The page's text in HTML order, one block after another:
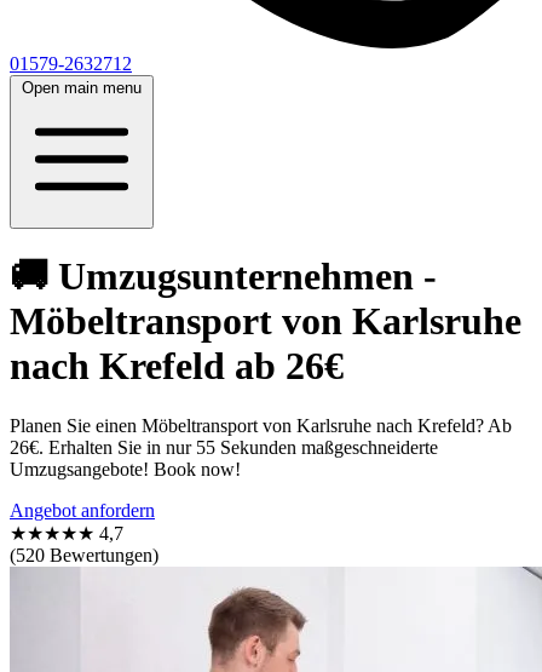
01579-2632712
Open main menu
🚚 Umzugsunternehmen -
Möbeltransport von Karlsruhe
nach Krefeld ab 26€
Planen Sie einen Möbeltransport von Karlsruhe nach Krefeld? Ab
26€. Erhalten Sie in nur 55 Sekunden maßgeschneiderte
Umzugsangebote! Book now!
Angebot anfordern
★★★★★ 4,7
(520 Bewertungen)